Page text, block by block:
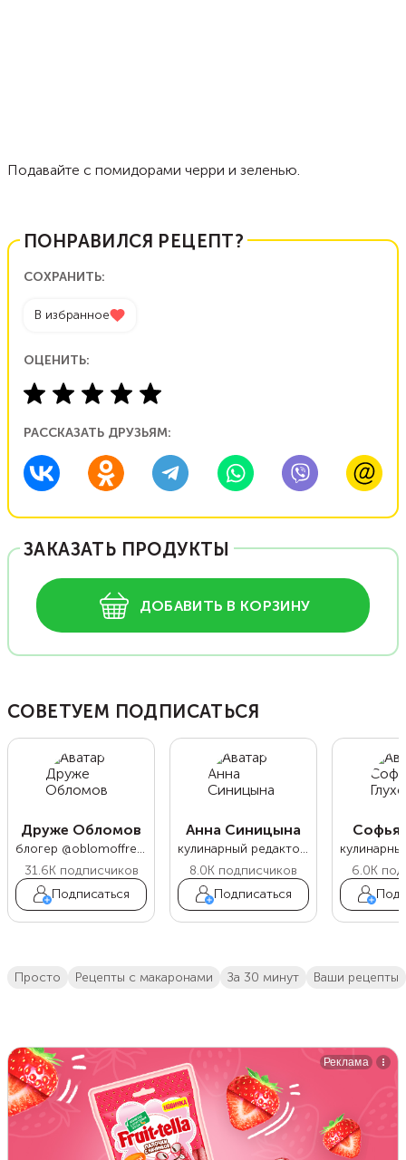
Подавайте с помидорами черри и зеленью.
ПОНРАВИЛСЯ РЕЦЕПТ?
СОХРАНИТЬ:
В избранное
ОЦЕНИТЬ:
РАССКАЗАТЬ ДРУЗЬЯМ:
ЗАКАЗАТЬ ПРОДУКТЫ
ДОБАВИТЬ В КОРЗИНУ
СОВЕТУЕМ ПОДПИСАТЬСЯ
Друже Обломов
блогер @oblomoffrecipe
31.6Kподписчиков
Подписаться
Анна Синицына
кулинарный редактор Food.ru
8.0K подписчиков
Подписаться
Софья
6.0K
просто рецепты с макаронами за 30 минут ваши рецепты